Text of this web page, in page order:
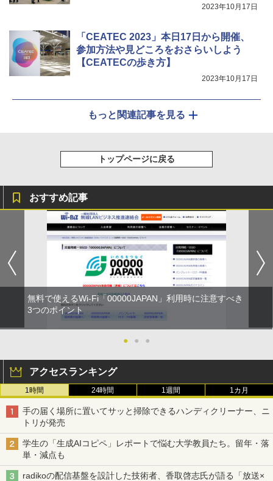
2023年10月17日
「CEATEC 2023」本日17日から開催、
参加方法や見どころをおさらいしよう
【CEATECの歩き方】
2023年10月17日
もっと関連記事を見る
トップページに戻る
おすすめ記事
無料で使えるWi-Fi「00000JAPAN」利用時に注意すべき
3つのポイント
● ● ●
アクセスランキング
1時間 24時間 1週間 1カ月
手の届く場所に置いてサッと掃除できるハンディクリーナー、ニ
トリが発売
学生の「生成AIコピペ」レポートで悩む大学教員たち。留年・落
単・減点も
radikoの配信基盤を設計した技術者、香取啓志氏が語る「放送×